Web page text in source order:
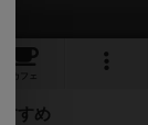
カフェ
すめ